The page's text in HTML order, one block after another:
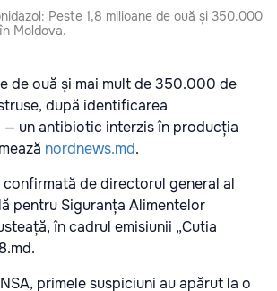
Peste 1,8 milioane de ouă și 350.000
Moldova.
de ouă și mai mult de 350.000 de
după identificarea
— un antibiotic interzis în producția
nordnews.md.
de directorul general al
pentru Siguranța Alimentelor
, în cadrul emisiunii „Cutia
primele suspiciuni au apărut la o